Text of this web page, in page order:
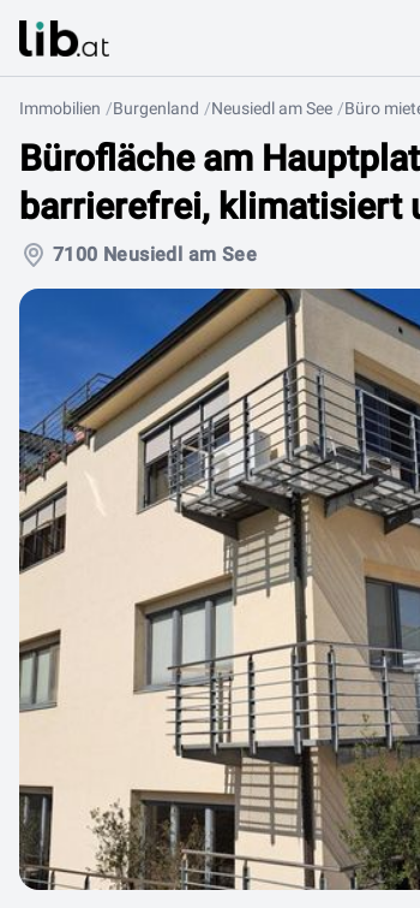
Immobilien Burgenland Neusiedl am See Büro
Bürofläche am
barrierefrei, klimatisiert
7100 Neusiedl am See